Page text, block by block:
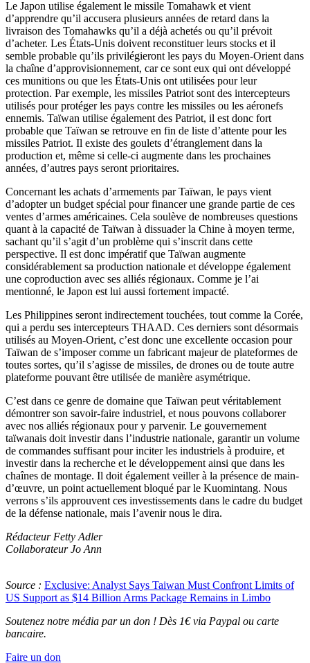
Le Japon utilise également le missile Tomahawk et vient
d’apprendre qu’il accusera plusieurs années de retard dans la
livraison des Tomahawks qu’il a déjà achetés ou qu’il prévoit
d’acheter. Les États-Unis doivent reconstituer leurs stocks et il
semble probable qu’ils privilégieront les pays du Moyen-Orient dans
la chaîne d’approvisionnement, car ce sont eux qui ont développé
ces munitions ou que les États-Unis ont utilisées pour leur
protection. Par exemple, les missiles Patriot sont des intercepteurs
utilisés pour protéger les pays contre les missiles ou les aéronefs
ennemis. Taïwan utilise également des Patriot, il est donc fort
probable que Taïwan se retrouve en fin de liste d’attente pour les
missiles Patriot. Il existe des goulets d’étranglement dans la
production et, même si celle-ci augmente dans les prochaines
années, d’autres pays seront prioritaires.
Concernant les achats d’armements par Taïwan, le pays vient
d’adopter un budget spécial pour financer une grande partie de ces
ventes d’armes américaines. Cela soulève de nombreuses questions
quant à la capacité de Taïwan à dissuader la Chine à moyen terme,
sachant qu’il s’agit d’un problème qui s’inscrit dans cette
perspective. Il est donc impératif que Taïwan augmente
considérablement sa production nationale et développe également
une coproduction avec ses alliés régionaux. Comme je l’ai
mentionné, le Japon est lui aussi fortement impacté.
Les Philippines seront indirectement touchées, tout comme la Corée,
qui a perdu ses intercepteurs THAAD. Ces derniers sont désormais
utilisés au Moyen-Orient, c’est donc une excellente occasion pour
Taïwan de s’imposer comme un fabricant majeur de plateformes de
toutes sortes, qu’il s’agisse de missiles, de drones ou de toute autre
plateforme pouvant être utilisée de manière asymétrique.
C’est dans ce genre de domaine que Taïwan peut véritablement
démontrer son savoir-faire industriel, et nous pouvons collaborer
avec nos alliés régionaux pour y parvenir. Le gouvernement
taïwanais doit investir dans l’industrie nationale, garantir un volume
de commandes suffisant pour inciter les industriels à produire, et
investir dans la recherche et le développement ainsi que dans les
chaînes de montage. Il doit également veiller à la présence de main-
d’œuvre, un point actuellement bloqué par le Kuomintang. Nous
verrons s’ils approuvent ces investissements dans le cadre du budget
de la défense nationale, mais l’avenir nous le dira.
Rédacteur Fetty Adler
Collaborateur Jo Ann
Source : Exclusive: Analyst Says Taiwan Must Confront Limits of
US Support as $14 Billion Arms Package Remains in Limbo
Soutenez notre média par un don ! Dès 1€ via Paypal ou carte
bancaire.
Faire un don